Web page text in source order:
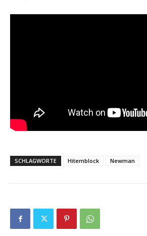
SCHLAGWORTE Hitemblock Newman